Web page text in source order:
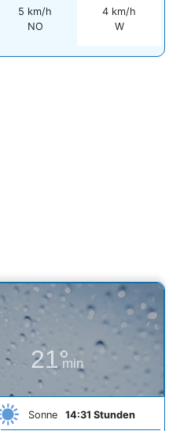
5 km/h
NO
4 km/h
W
21°
min
Sonne 14:31 Stunden